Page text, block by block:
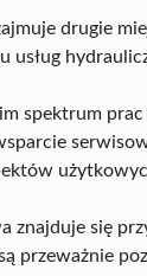
drugie
usług
spektrum
znajduje się
przeważnie